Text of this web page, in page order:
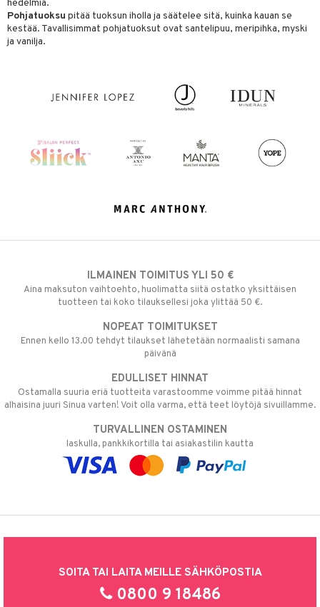
hedelmiä.
Pohjatuoksu pitää tuoksun iholla ja säätelee sitä, kuinka kauan se
kestää. Tavallisimmat pohjatuoksut ovat santelipuu, meripihka, myski
ja vanilja.
ILMAINEN TOIMITUS YLI 50 €
Aina maksuton vaihtoehto, huolimatta siitä ostatko yksittäisen
tuotteen tai koko tilauksellesi joka ylittää 50 €.
NOPEAT TOIMITUKSET
Ennen kello 13.00 tehdyt tilaukset lähetetään normaalisti samana
päivänä
EDULLISET HINNAT
Ostamalla suuria eriä tuotteita varastoomme voimme pitää hinnat
alhaisina juuri Sinua varten! Voit olla varma, että teet löytöjä sivuillamme.
TURVALLINEN OSTAMINEN
laskulla, pankkikortilla tai asiakastilin kautta
SOITA TAI LAITA MEILLE SÄHKÖPOSTIA
0800 9 18486